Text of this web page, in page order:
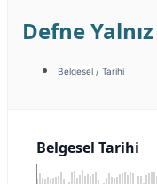
Defne Yalnız
Belgesel / Tarihi
Belgesel Tarihi